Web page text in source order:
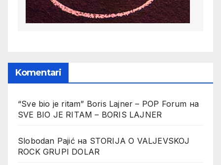
Komentari
“Sve bio je ritam” Boris Lajner – POP Forum на
SVE BIO JE RITAM – BORIS LAJNER
Slobodan Pajićна STORIJA O VALJEVSKOJ
ROCK GRUPI DOLAR